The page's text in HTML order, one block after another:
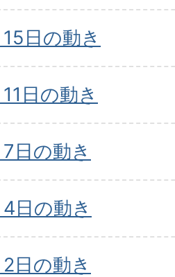
日の動き
日の動き
日の動き
日の動き
日の動き